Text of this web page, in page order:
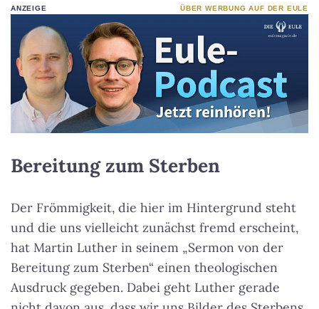
ANZEIGE ÜBER WERBUNG AUF DER EULE
Bereitung zum Sterben
Der Frömmigkeit, die hier im Hintergrund steht
und die uns vielleicht zunächst fremd erscheint,
hat Martin Luther in seinem „Sermon von der
Bereitung zum Sterben“ einen theologischen
Ausdruck gegeben. Dabei geht Luther gerade